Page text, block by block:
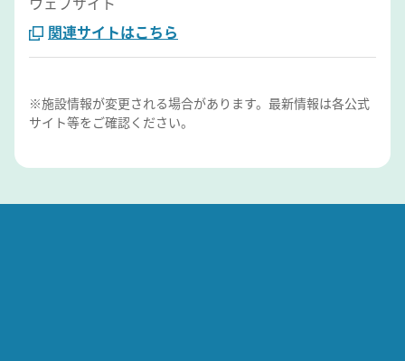
関連サイトはこちら
※施設情報が変更される場合があります。最新情報は各公式
サイト等をご確認ください。